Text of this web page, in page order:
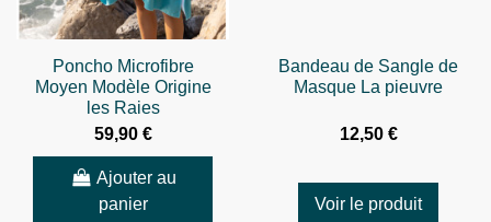
Poncho Microfibre
Moyen Modèle Origine
les Raies
59,90 €
Ajouter au
panier
Bandeau de Sangle de
Masque La pieuvre
12,50 €
Voir le produit